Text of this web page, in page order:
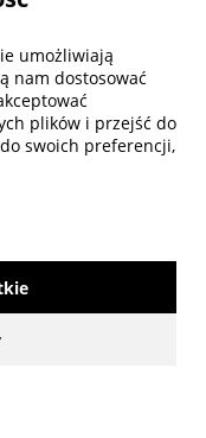
umożliwiają
nam dostosować
plików i przejść do
swoich preferencji,